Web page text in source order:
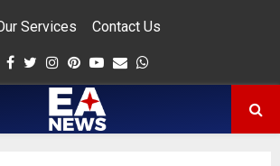
Services Contact Us
Facebook
Twitter
Instagram
Pinterest
Youtube
Email